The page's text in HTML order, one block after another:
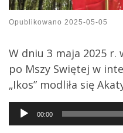
Opublikowano 2025-05-05
W dniu 3 maja 2025 r.
po Mszy Swiętej w
„Ikos” modliła się
Audio
Player
00:00